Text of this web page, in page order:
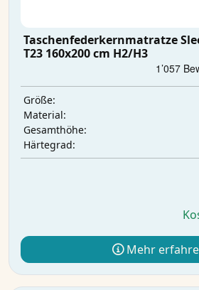
Taschenfederkernmatratze
T23 160x200 cm H2/H3
Größe:
Material:
Gesamthöhe:
Härtegrad:
Mehr